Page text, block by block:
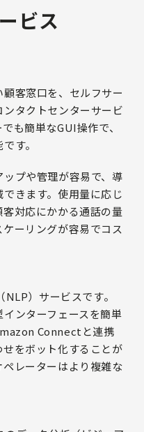
ビス
客窓口を、セルフサー
タクトセンターサービ
も簡単なGUI操作で、
す。
プや管理が容易で、導
きます。使用量に応じ
対応にかかる通話の量
ーリングが容易でコス
）サービスです。
ンターフェースを簡単
Connectと連携
をボット化することが
レーターはより複雑な